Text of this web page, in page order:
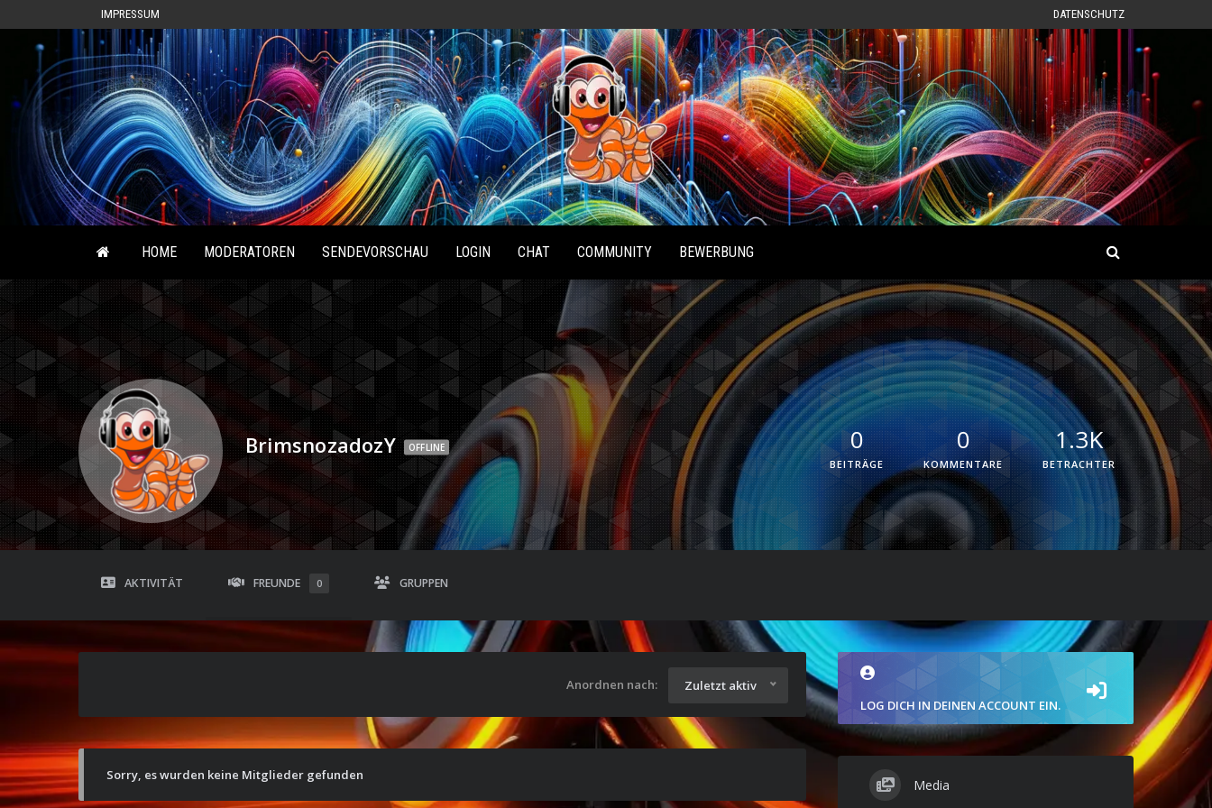
IMPRESSUM DATENSCHUTZ
Radio
Waterlu
HOME MODERATOREN SENDEVORSCHAU LOGIN CHAT COMMUNITY BEWERBUNG
BrimsnozadozY OFFLINE 0
BEITRÄGE
0
KOMMENTARE
1.3K
BETRACHTER
AKTIVITÄT FREUNDE 0 GRUPPEN
Anordnen nach: Zuletzt aktiv
Sorry, es wurden keine Mitglieder gefunden
LOG DICH IN DEINEN ACCOUNT EIN.
Media